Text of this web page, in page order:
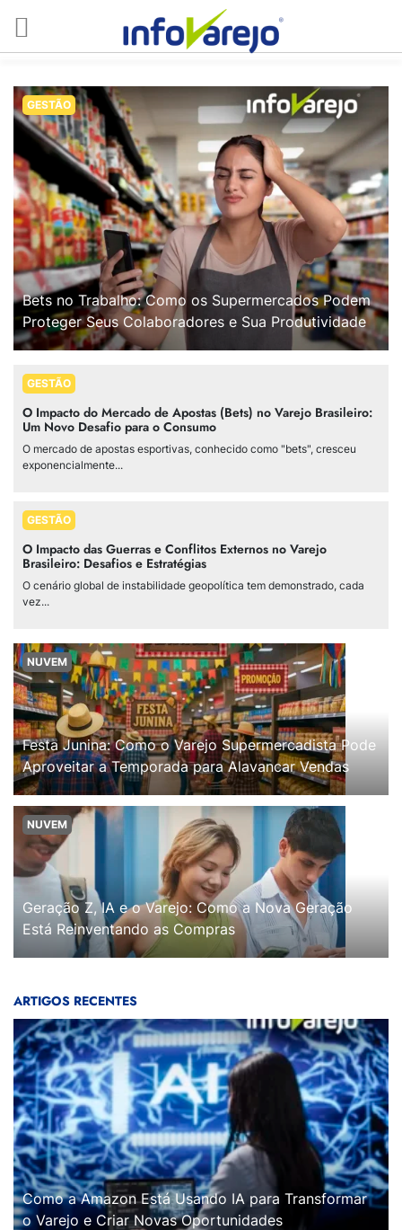
GESTÃO
Bets no Trabalho: Como os Supermercados Podem
Proteger Seus Colaboradores e Sua Produtividade
GESTÃO
O Impacto do Mercado de Apostas (Bets) no Varejo Brasileiro:
Um Novo Desafio para o Consumo
O mercado de apostas esportivas, conhecido como "bets", cresceu
exponencialmente...
GESTÃO
O Impacto das Guerras e Conflitos Externos no Varejo
Brasileiro: Desafios e Estratégias
O cenário global de instabilidade geopolítica tem demonstrado, cada
vez...
NUVEM
Festa Junina: Como o Varejo Supermercadista Pode
Aproveitar a Temporada para Alavancar Vendas
NUVEM
Geração Z, IA e o Varejo: Como a Nova Geração
Está Reinventando as Compras
ARTIGOS RECENTES
Como a Amazon Está Usando IA para Transformar
o Varejo e Criar Novas Oportunidades